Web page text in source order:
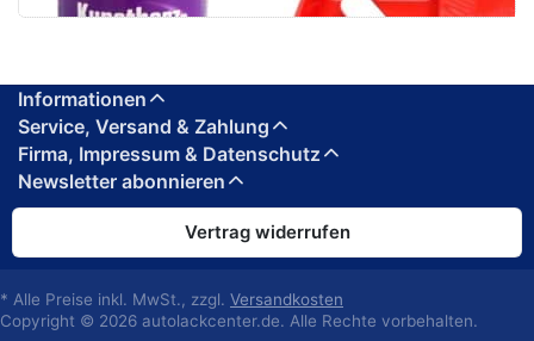
Informationen
Service, Versand & Zahlung
Firma, Impressum & Datenschutz
Newsletter abonnieren
Vertrag widerrufen
* Alle Preise inkl. MwSt., zzgl. Versandkosten
Copyright © 2026 autolackcenter.de. Alle Rechte vorbehalten.